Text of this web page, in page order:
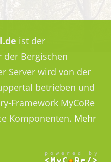
ist der
der Bergischen
Server wird von der
betrieben und
Framework MyCoRe
Komponenten. Mehr